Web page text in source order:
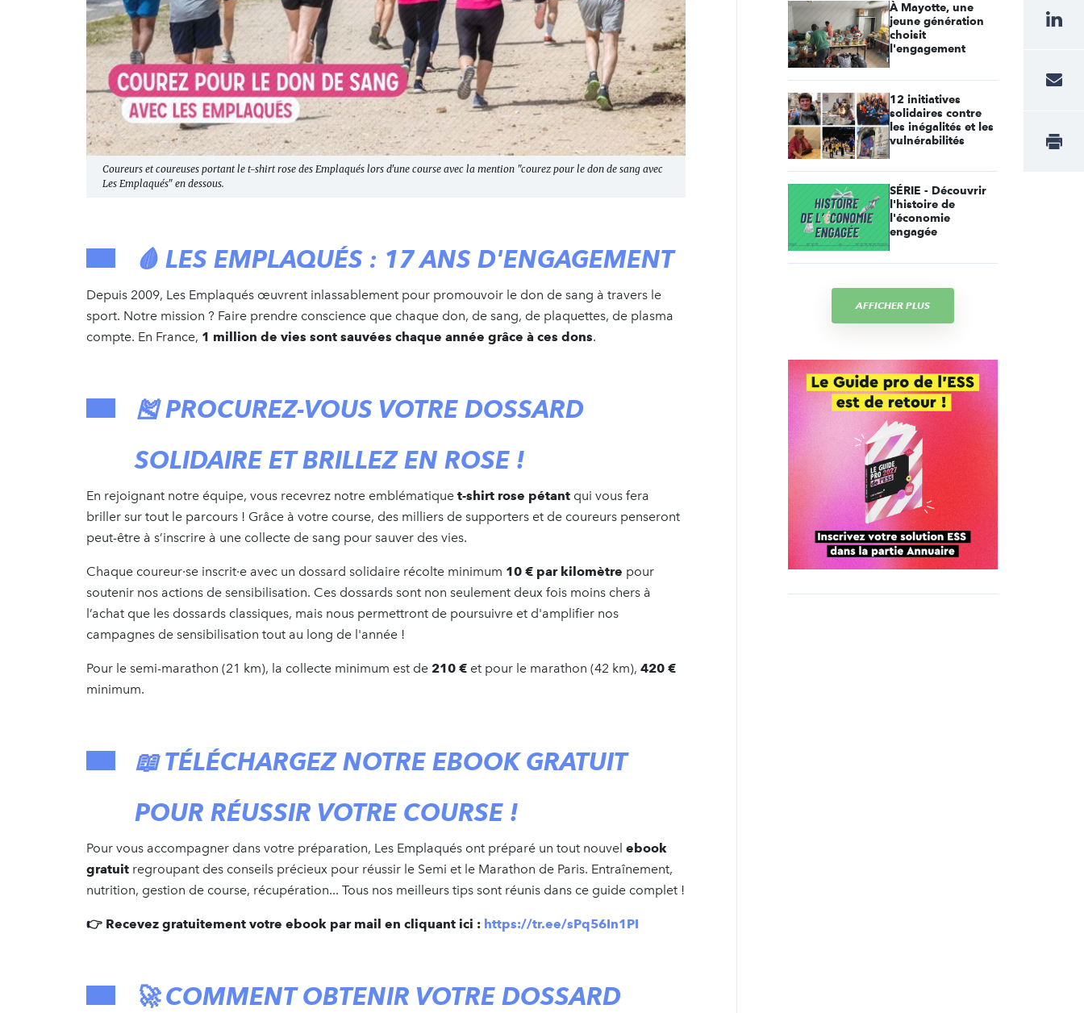
Coureurs et coureuses portant le t-shirt rose des Emplaqués lors d'une course avec la mention "courez pour le don de sang avec
Les Emplaqués" en dessous.
🩸 LES EMPLAQUÉS : 17 ANS D'ENGAGEMENT
Depuis 2009, Les Emplaqués œuvrent inlassablement pour promouvoir le don de sang à travers le
sport. Notre mission ? Faire prendre conscience que chaque don, de sang, de plaquettes, de plasma
compte. En France, 1 million de vies sont sauvées chaque année grâce à ces dons.
🎽 PROCUREZ-VOUS VOTRE DOSSARD
SOLIDAIRE ET BRILLEZ EN ROSE !
En rejoignant notre équipe, vous recevrez notre emblématique t-shirt rose pétant qui vous fera
briller sur tout le parcours ! Grâce à votre course, des milliers de supporters et de coureurs penseront
peut-être à s’inscrire à une collecte de sang pour sauver des vies.
Chaque coureur·se inscrit·e avec un dossard solidaire récolte minimum 10 € par kilomètre pour
soutenir nos actions de sensibilisation. Ces dossards sont non seulement deux fois moins chers à
l’achat que les dossards classiques, mais nous permettront de poursuivre et d'amplifier nos
campagnes de sensibilisation tout au long de l'année !
Pour le semi-marathon (21 km), la collecte minimum est de 210 € et pour le marathon (42 km), 420 €
minimum.
📖 TÉLÉCHARGEZ NOTRE EBOOK GRATUIT
POUR RÉUSSIR VOTRE COURSE !
Pour vous accompagner dans votre préparation, Les Emplaqués ont préparé un tout nouvel ebook
gratuit regroupant des conseils précieux pour réussir le Semi et le Marathon de Paris. Entraînement,
nutrition, gestion de course, récupération... Tous nos meilleurs tips sont réunis dans ce guide complet !
👉 Recevez gratuitement votre ebook par mail en cliquant ici : https://tr.ee/sPq56In1PI
🚀 COMMENT OBTENIR VOTRE DOSSARD
À Mayotte, une
jeune génération
choisit
l'engagement
12 initiatives
solidaires contre
les inégalités et les
vulnérabilités
SÉRIE - Découvrir
l'histoire de
l'économie
engagée
AFFICHER PLUS